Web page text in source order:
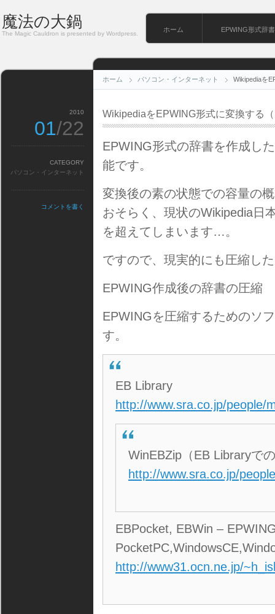
魔法の大鍋
The Magic Cauldron is presented by Wordpress.
ホーム EPWING形式辞書
ホーム パソコン・インターネット Wikipediaを
WikipediaをEPWING形式に変換する
EPWING形式の辞書を作成し
能です。
変換後の素の状態での容量の
おそらく、現状のWikipedia日
を超えてしまいます…。
ですので、現実的にも圧縮し
EPWING作成後の辞書の圧縮
EPWINGを圧縮するためのソ
す。
EB Library
http://www.sra.co.jp/people/
WinEBZip（EB Libraryで
http://www.sra.co.jp/
EBPocket, EBWin –
http://www31.ocn.ne.jp/
2010
01/22
CATEGORY
パソコン・インターネット
コメントを書く